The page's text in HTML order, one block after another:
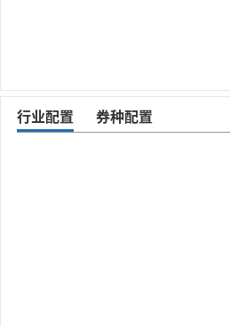
行业配置 券种配置